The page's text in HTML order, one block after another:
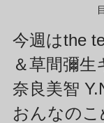
今週はthe
＆草間彌生
奈良美智
おんなの